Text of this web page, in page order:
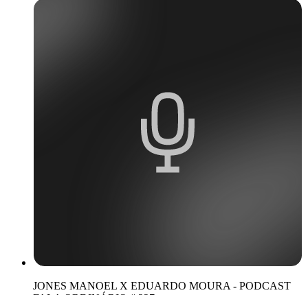
JONES MANOEL X EDUARDO MOURA - PODCAST